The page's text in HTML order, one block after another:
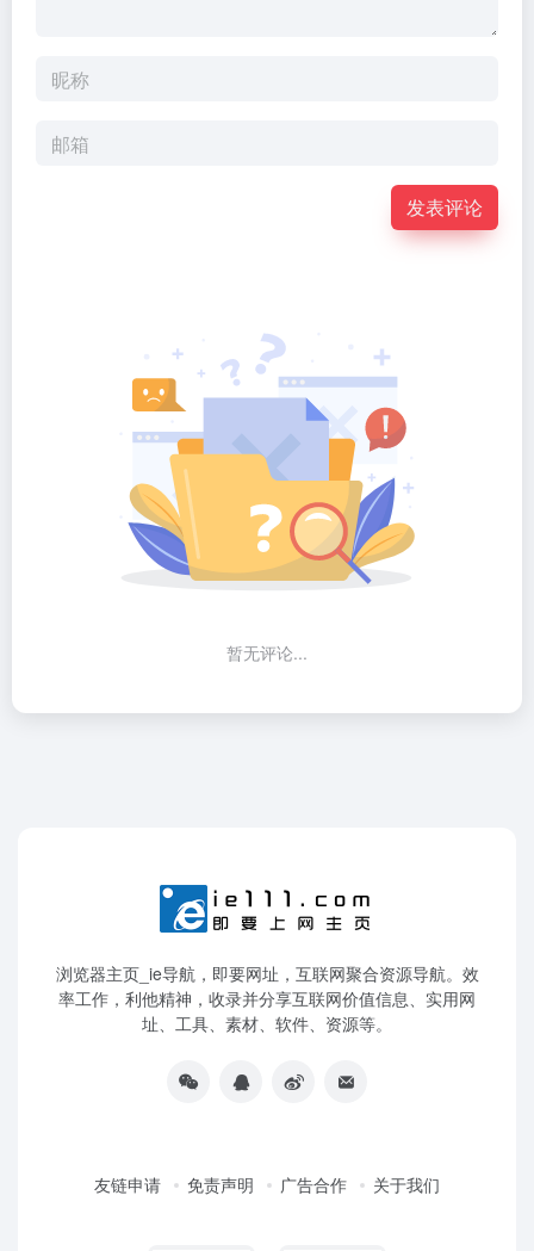
发表评论
暂无评论...
浏览器主页_ie导航，即要网址，互联网聚合资源导航。效
率工作，利他精神，收录并分享互联网价值信息、实用网
址、工具、素材、软件、资源等。
友链申请 免责声明 广告合作 关于我们